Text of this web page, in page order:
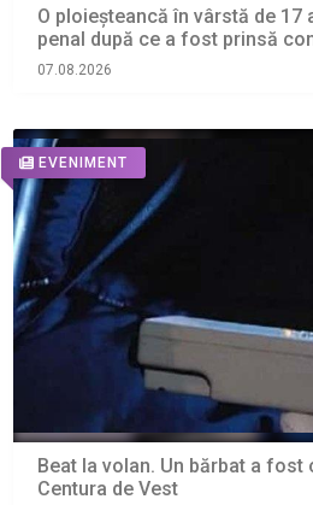
O ploieșteancă în vârstă de 17
penal după ce a fost prinsă
07.08.2026
EVENIMENT
Beat la volan. Un bărbat a fost
Centura de Vest